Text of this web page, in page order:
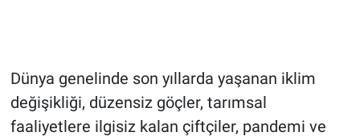
Dünya genelinde son yıllarda yaşanan iklim
değişikliği, düzensiz göçler, tarımsal
faaliyetlere ilgisiz kalan çiftçiler, pandemi ve